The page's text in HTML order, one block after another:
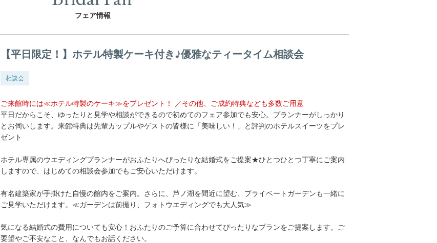
フェア情報
【平日限定！】ホテル特製ケーキ付き♪優雅なティータイム相談会
相談会
ご来館時には≪ホテル特製のケーキ≫をプレゼント！ ／その他、ご成約特典なども多数ご用意
平日だからこそ、ゆったりと見学や相談ができるので初めてのフェア参加でも安心。プランナーがしっかり
とお伺いします。来館特典は先輩カップルやゲストの皆様に「美味しい！」と評判のホテルスイーツをプレ
ゼント
ホテル専属のウエディングプランナーがおふたりへぴったりな結婚式をご提案★ひとつひとつ丁寧にご案内
しますので、はじめての相談会参加でもご安心いただけます。
有名建築家が手掛けた自慢の館内をご案内。さらに、芦ノ湖を間近に望む、プライベートガーデンも一緒に
ご見学いただけます。≪ガーデンは前撮り、フォトウエディングでも大人気≫
気になる結婚式の費用についても安心！おふたりのご予算に合わせてぴったりなプランをご提案します。ご
要望やご不安なこと、なんでもお話ください。